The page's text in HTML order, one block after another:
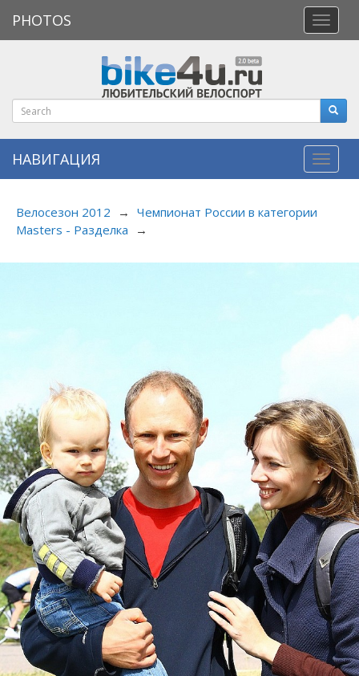
меню
PHOTOS
НАВИГАЦИЯ
Велосезон 2012 → Чемпионат России в категории
Masters - Разделка
→